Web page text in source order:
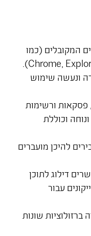
המקובלים (כמו
Chrome,
ונעשה שימוש
פסקאות ורשימות
וכוללת
להיכן מועברים
דילוג לתוכן
עבור
שונות